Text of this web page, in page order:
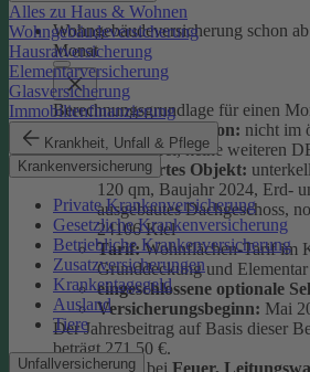
Alles zu Haus & Wohnen
Wohngebäudeversicherung
Hausratversicherung
Elementarversicherung
Glasversicherung
Immobilienfinanzierung
Krankheit, Unfall & Pflege
Krankenversicherung
Private Krankenversicherung
Gesetzliche Krankenversicherung
Betriebliche Krankenversicherung
Zusatzversicherungen
Krankentagegeld
Ausland
Tiere
Unfallversicherung
Wohngebäudeversicherung schon
Monat
Berechnungsgrundlage für einen
versicherte Person: nicht im
schadenfrei, keine weiteren
versichertes Objekt:
120 qm, Baujahr 2024, Erd-
ausgebautes Dachgeschoss,
24106 Kiel
Tarif:Wohnflächen-Tarif im
Grunddeckung und
eingeschlossene optionale
Versicherungsbeginn: Mai
Der Jahresbeitrag auf Basis dieser
beträgt 271,50 €.
Absicherung bei Feuer,